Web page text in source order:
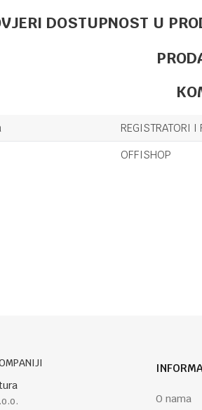
REGISTRATORI I
OFFISHOP
O nama